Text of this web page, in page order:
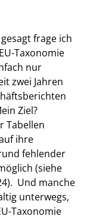
frage ich
Taxonomie
nur
zwei Jahren
Ziel?
Tabellen
ihre
fehlender
(siehe
Und manche
unterwegs,
Taxonomie